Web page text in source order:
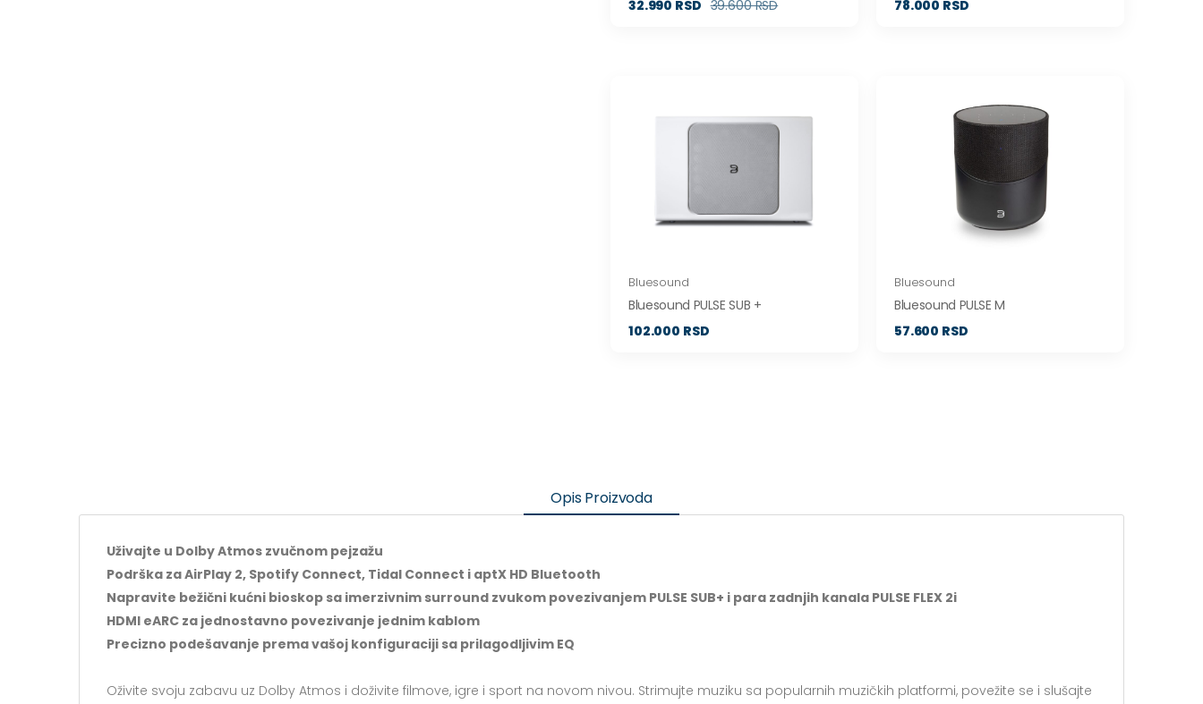
32.990 RSD 39.600 RSD 78.000 RSD
Bluesound
Bluesound PULSE SUB +
102.000 RSD
Bluesound
Bluesound PULSE M
57.600 RSD
Opis Proizvoda
Uživajte u Dolby Atmos zvučnom pejzažu
Podrška za AirPlay 2, Spotify Connect, Tidal Connect i aptX HD Bluetooth
Napravite bežični kućni bioskop sa imerzivnim surround zvukom povezivanjem PULSE SUB+ i para zadnjih kanala PULSE FLEX 2i
HDMI eARC za jednostavno povezivanje jednim kablom
Precizno podešavanje prema vašoj konfiguraciji sa prilagodljivim EQ
Oživite svoju zabavu uz Dolby Atmos i doživite filmove, igre i sport na novom nivou. Strimujte muziku sa popularnih muzičkih platformi, povežite se i slušajte